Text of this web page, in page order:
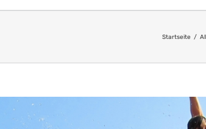
Startseite /